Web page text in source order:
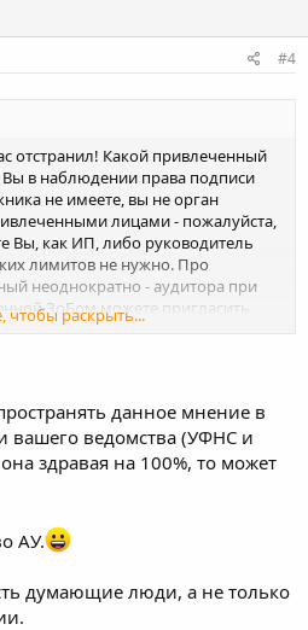
#4
отстранил! Какой привлеченный
в наблюдении права подписи
не имеете, вы не орган
лицами - пожалуйста,
Вы, как ИП, либо руководитель
лимитов не нужно. Про
неоднократно - аудитора при
ЗоБом можете пригласить
извольте делать самостоятельно -
чтобы раскрыть...
данное мнение в
вашего ведомства (УФНС и
здравая на 100%, то может
АУ.
думающие люди, а не только